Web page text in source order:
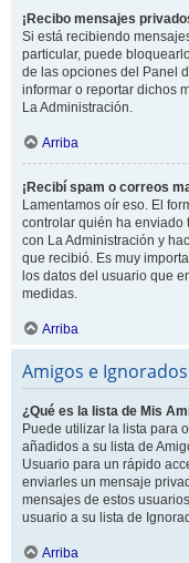
¡Recibo mensajes
Si está recibiendo
particular, puede
de las opciones del Panel
informar o reportar dichos
La Administración.
Arriba
¡Recibí spam o correos
Lamentamos oír eso. El
controlar quién ha enviado
con La Administración y
que recibió. Es muy
los datos del usuario que
medidas.
Arriba
Amigos e Ignorados
¿Qué es la lista de Mis
Puede utilizar la lista para
añadidos a su lista de
Usuario para un rápido
enviarles un mensaje
mensajes de estos
usuario a su lista de
Arriba